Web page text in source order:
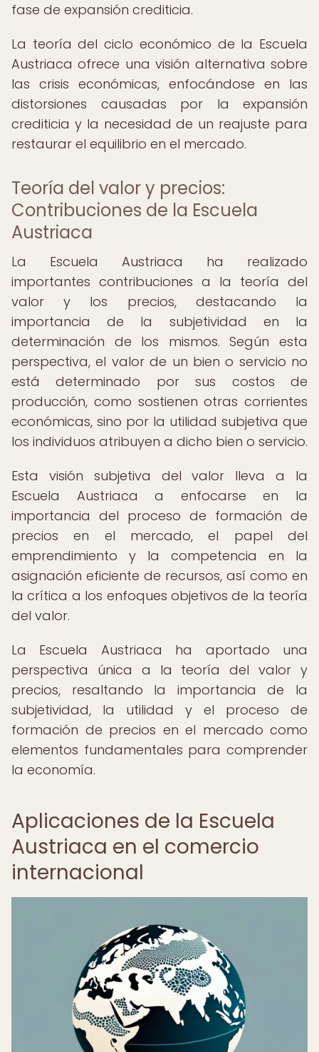
fase de expansión crediticia.
La teoría del ciclo económico de la Escuela
Austriaca ofrece una visión alternativa sobre
las crisis económicas, enfocándose en las
distorsiones causadas por la expansión
crediticia y la necesidad de un reajuste para
restaurar el equilibrio en el mercado.
Teoría del valor y precios:
Contribuciones de la Escuela
Austriaca
La Escuela Austriaca ha realizado
importantes contribuciones a la teoría del
valor y los precios, destacando la
importancia de la subjetividad en la
determinación de los mismos. Según esta
perspectiva, el valor de un bien o servicio no
está determinado por sus costos de
producción, como sostienen otras corrientes
económicas, sino por la utilidad subjetiva que
los individuos atribuyen a dicho bien o servicio.
Esta visión subjetiva del valor lleva a la
Escuela Austriaca a enfocarse en la
importancia del proceso de formación de
precios en el mercado, el papel del
emprendimiento y la competencia en la
asignación eficiente de recursos, así como en
la crítica a los enfoques objetivos de la teoría
del valor.
La Escuela Austriaca ha aportado una
perspectiva única a la teoría del valor y
precios, resaltando la importancia de la
subjetividad, la utilidad y el proceso de
formación de precios en el mercado como
elementos fundamentales para comprender
la economía.
Aplicaciones de la Escuela
Austriaca en el comercio
internacional